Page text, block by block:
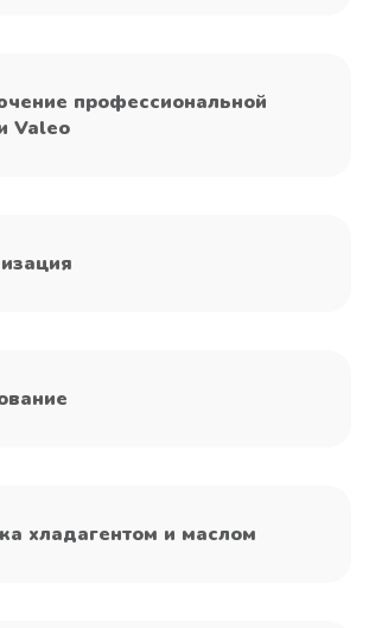
профессиональной
Valeo
хладагентом и маслом